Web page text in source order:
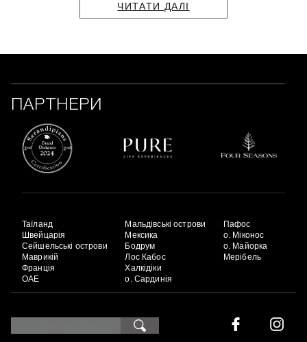
ЧИТАТИ ДАЛІ
ПАРТНЕРИ
Таїланд
Швейцарія
Сейшельські острови
Маврикій
Франція
ОАЕ
Мальдівські острови
Мексика
Бодрум
Лос Кабос
Халкідіки
о. Сардинія
Пафос
о. Міконос
о. Майорка
Мерібель